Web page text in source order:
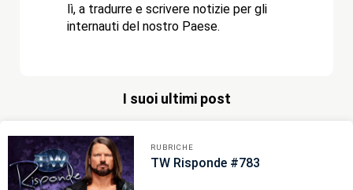
lì, a tradurre e scrivere notizie per gli
internauti del nostro Paese.
I suoi ultimi post
RUBRICHE
TW Risponde #783